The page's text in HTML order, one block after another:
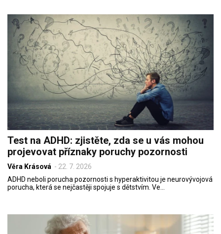
Test na ADHD: zjistěte, zda se u vás mohou
projevovat příznaky poruchy pozornosti
Věra Krásová - 22. 7. 2026
ADHD neboli porucha pozornosti s hyperaktivitou je neurovývojová
porucha, která se nejčastěji spojuje s dětstvím. Ve…